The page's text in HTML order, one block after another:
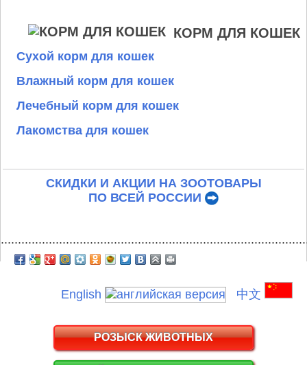
КОРМ ДЛЯ КОШЕК
Сухой корм для кошек
Влажный корм для кошек
Лечебный корм для кошек
Лакомства для кошек
СКИДКИ И АКЦИИ НА ЗООТОВАРЫ
ПО ВСЕЙ РОССИИ
English 中文
РОЗЫСК ЖИВОТНЫХ